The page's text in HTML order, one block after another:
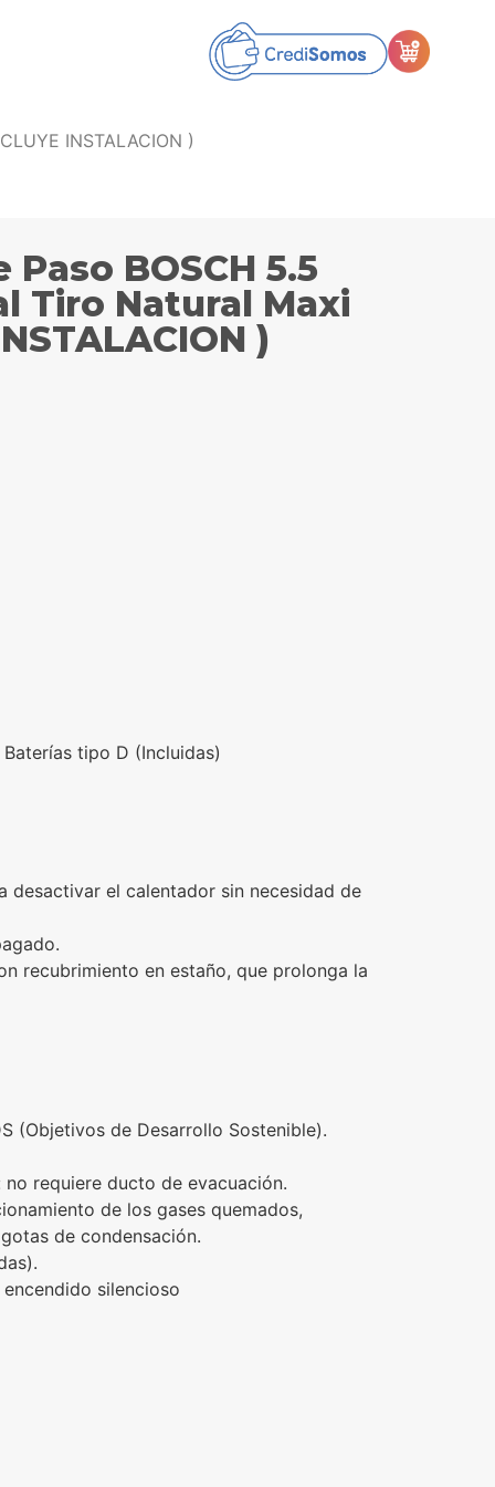
INSTALACION )
BOSCH 5.5
Tiro Natural Maxi
)
tipo D (Incluidas)
desactivar el calentador sin necesidad de
recubrimiento en estaño, que prolonga la
(Objetivos de Desarrollo Sostenible).
requiere ducto de evacuación.
de los gases quemados,
de condensación.
silencioso